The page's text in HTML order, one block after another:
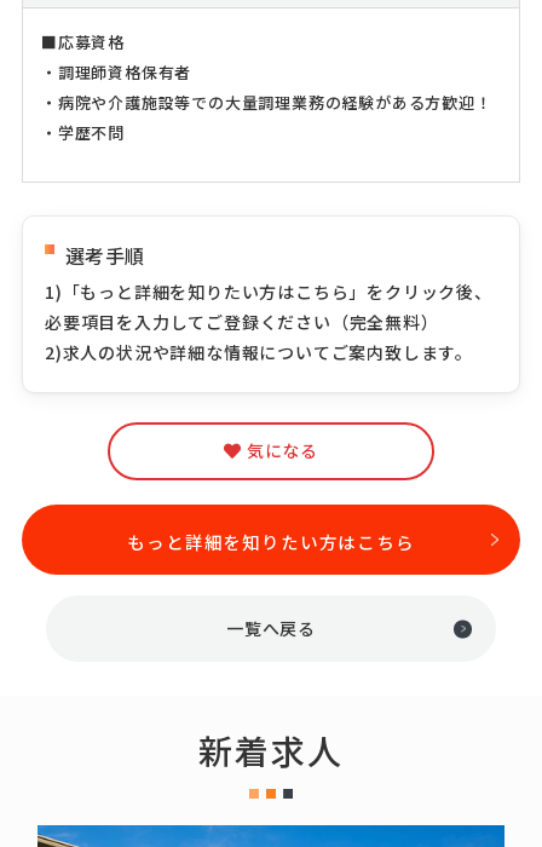
■応募資格
・調理師資格保有者
・病院や介護施設等での大量調理業務の経験がある方歓迎！
・学歴不問
選考手順
1)「もっと詳細を知りたい方はこちら」をクリック後、
必要項目を入力してご登録ください（完全無料）
2)求人の状況や詳細な情報についてご案内致します。
気になる
もっと詳細を知りたい方はこちら
一覧へ戻る
新着求人